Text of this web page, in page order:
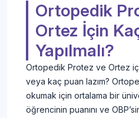
Ortopedik
Ortez İçin
Yapılmalı?
Ortopedik Protez ve Ortez
veya kaç puan lazım?
okumak için ortalama bir
öğrencinin puanını ve